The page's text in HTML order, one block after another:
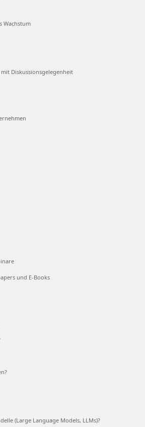
Wachstum
Diskussionsgelegenheit
und E-Books
(Large Language Models, LLMs)?